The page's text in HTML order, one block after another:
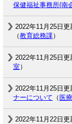
保健福祉事務所(南
2022年11月25日更
（教育総務課）
2022年11月25日更
室 ）
2022年11月25日更
ナーについて （ 医
2022年11月22日更